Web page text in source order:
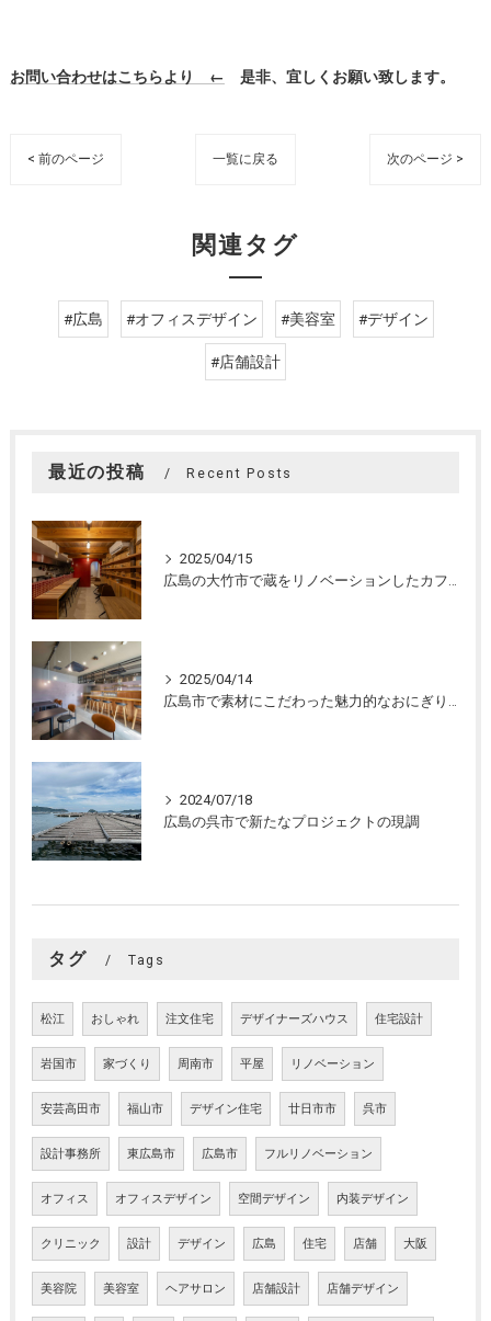
お問い合わせはこちらより ← 是非、宜しくお願い致します。
< 前のページ 一覧に戻る 次のページ >
関連タグ
#広島 #オフィスデザイン #美容室 #デザイン
#店舗設計
最近の投稿 Recent Posts
2025/04/15
2025/04/14
2024/07/18
広島の呉市で新たなプロジェクトの現調
タグ Tags
松江 おしゃれ 注文住宅 デザイナーズハウス 住宅設計
岩国市 家づくり 周南市 平屋 リノベーション
安芸高田市 福山市 デザイン住宅 廿日市市 呉市
設計事務所 東広島市 広島市 フルリノベーション
オフィス オフィスデザイン 空間デザイン 内装デザイン
クリニック 設計 デザイン 広島 住宅 店舗 大阪
美容院 美容室 ヘアサロン 店舗設計 店舗デザイン